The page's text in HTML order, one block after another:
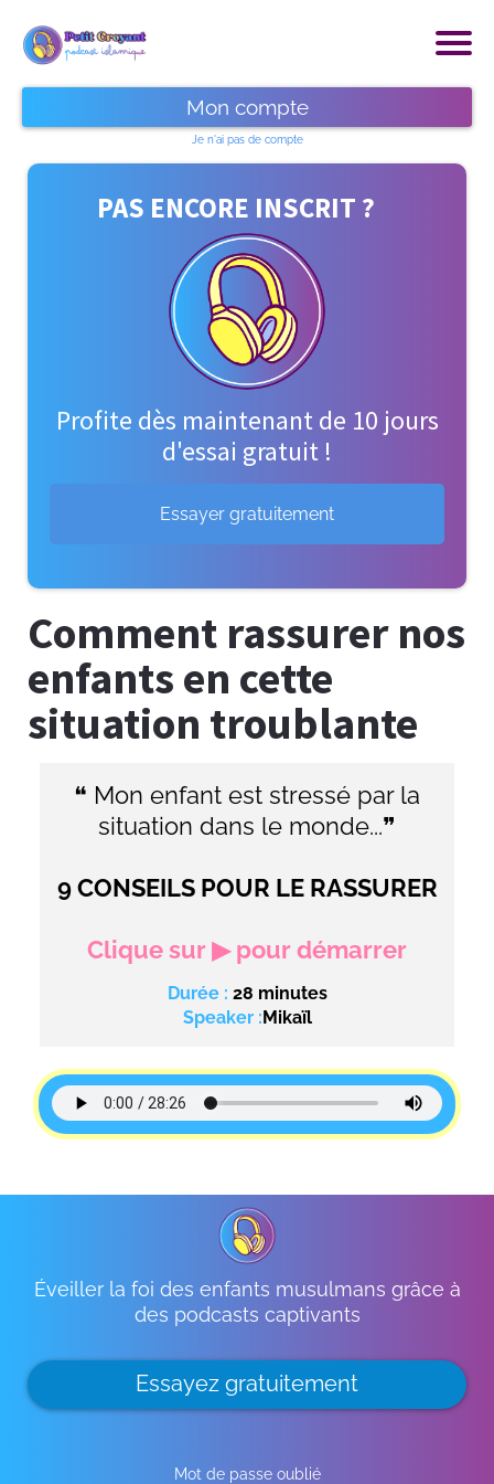
Mon compte
Je n'ai pas de compte
Comment rassurer nos
enfants en cette
situation troublante
❝ Mon enfant est stressé par la
situation dans le monde...❞
9 CONSEILS POUR LE RASSURER
Clique sur ▶ pour démarrer
Durée : 28 minutes
Speaker : Mikaïl
PAS ENCORE INSCRIT ?
Profite dès maintenant de 10 jours
d'essai gratuit !
Essayer gratuitement
Éveiller la foi des enfants musulmans grâce à
des podcasts captivants
Essayez gratuitement
Mot de passe oublié